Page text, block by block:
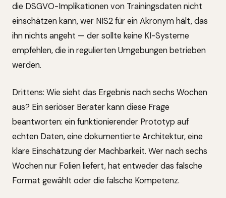
die DSGVO-Implikationen von Trainingsdaten nicht
einschätzen kann, wer NIS2 für ein Akronym hält, das
ihn nichts angeht — der sollte keine KI-Systeme
empfehlen, die in regulierten Umgebungen betrieben
werden.
Drittens: Wie sieht das Ergebnis nach sechs Wochen
aus? Ein seriöser Berater kann diese Frage
beantworten: ein funktionierender Prototyp auf
echten Daten, eine dokumentierte Architektur, eine
klare Einschätzung der Machbarkeit. Wer nach sechs
Wochen nur Folien liefert, hat entweder das falsche
Format gewählt oder die falsche Kompetenz.